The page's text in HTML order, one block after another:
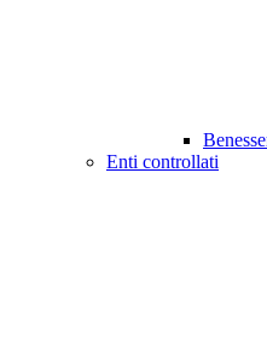
Enti controllati